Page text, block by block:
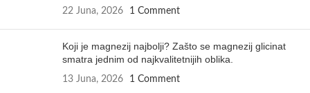
22 Juna, 2026 1 Comment
Koji je magnezij najbolji? Zašto se magnezij glicinat
smatra jednim od najkvalitetnijih oblika.
13 Juna, 2026 1 Comment